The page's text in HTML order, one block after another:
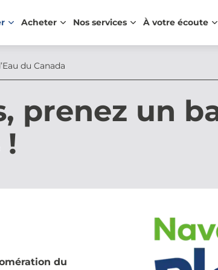
Acheter Nos services À votre écoute
du Canada
prenez un
du